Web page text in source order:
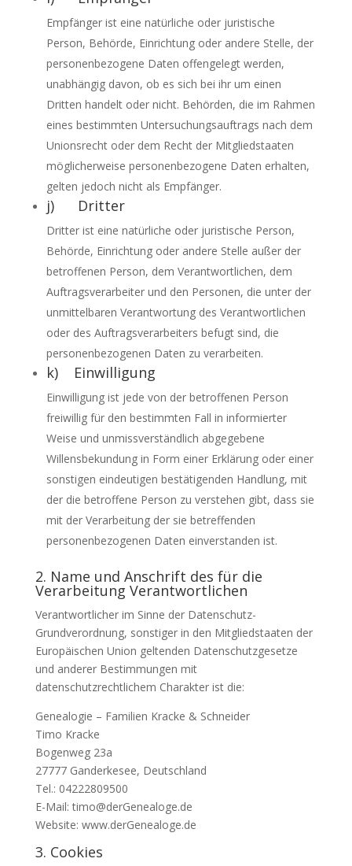
Empfänger ist eine natürliche oder juristische
Person, Behörde, Einrichtung oder andere Stelle, der
personenbezogene Daten offengelegt werden,
unabhängig davon, ob es sich bei ihr um einen
Dritten handelt oder nicht. Behörden, die im Rahmen
eines bestimmten Untersuchungsauftrags nach dem
Unionsrecht oder dem Recht der Mitgliedstaaten
möglicherweise personenbezogene Daten erhalten,
gelten jedoch nicht als Empfänger.
j) Dritter
Dritter ist eine natürliche oder juristische Person,
Behörde, Einrichtung oder andere Stelle außer der
betroffenen Person, dem Verantwortlichen, dem
Auftragsverarbeiter und den Personen, die unter der
unmittelbaren Verantwortung des Verantwortlichen
oder des Auftragsverarbeiters befugt sind, die
personenbezogenen Daten zu verarbeiten.
k) Einwilligung
Einwilligung ist jede von der betroffenen Person
freiwillig für den bestimmten Fall in informierter
Weise und unmissverständlich abgegebene
Willensbekundung in Form einer Erklärung oder einer
sonstigen eindeutigen bestätigenden Handlung, mit
der die betroffene Person zu verstehen gibt, dass sie
mit der Verarbeitung der sie betreffenden
personenbezogenen Daten einverstanden ist.
2. Name und Anschrift des für die
Verarbeitung Verantwortlichen
Verantwortlicher im Sinne der Datenschutz-
Grundverordnung, sonstiger in den Mitgliedstaaten der
Europäischen Union geltenden Datenschutzgesetze
und anderer Bestimmungen mit
datenschutzrechtlichem Charakter ist die:
Genealogie – Familien Kracke & Schneider
Timo Kracke
Bogenweg 23a
27777 Ganderkesee, Deutschland
Tel.: 04222809500
E-Mail: timo@derGenealoge.de
Website: www.derGenealoge.de
3. Cookies